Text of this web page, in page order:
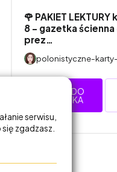
🌹 PAKIET LEKTURY
8 – gazetka ścienna
prez…
polonistyczne-
DODAJ DO
KOSZYKA
serwisu,
zgadzasz.